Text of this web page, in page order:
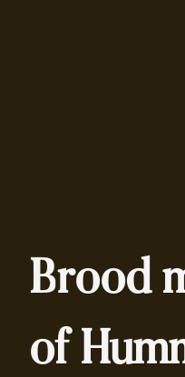
Brood
of